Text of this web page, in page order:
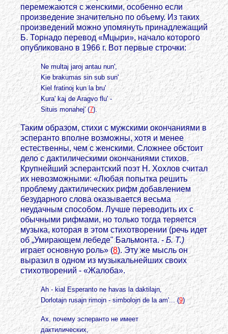
перемежаются с женскими, особенно если
произведение значительно по объему. Из таких
произведений можно упомянуть принадлежащий
Б. Торнадо перевод «Мцыри», начало которого
опубликовано в 1966 г. Вот первые строчки:
Ne multaj jaroj antau nun',
Kie brakumas sin sub sun'
Kiel fratinoj kun la bru'
Kura' kaj de Aragvo flu' -
Situis monahej' (7).
Таким образом, стихи с мужскими окончаниями в
эсперанто вполне возможны, хотя и менее
естественны, чем с женскими. Сложнее обстоит
дело с дактилическими окончаниями стихов.
Крупнейший эсперантский поэт Н. Хохлов считал
их невозможными: «Любая попытка решить
проблему дактилических рифм добавлением
безударного слова оказывается весьма
неудачным способом. Лучше переводить их с
обычными рифмами, но только тогда теряется
музыка, которая в этом стихотворении (речь идет
об „Умирающем лебеде" Бальмонта. -Б. Т.)
играет основную роль» (8). Эту же мысль он
выразил в одном из музыкальнейших своих
стихотворений - «Жалоба».
Ah - kial Esperanto ne havas la daktilajn,
Dorlotajn rusajn rimojn - simbolojn de la am'... (9)
Ax, почему эсперанто не имеет
дактилических,